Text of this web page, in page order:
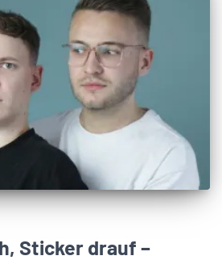
Sticker drauf –